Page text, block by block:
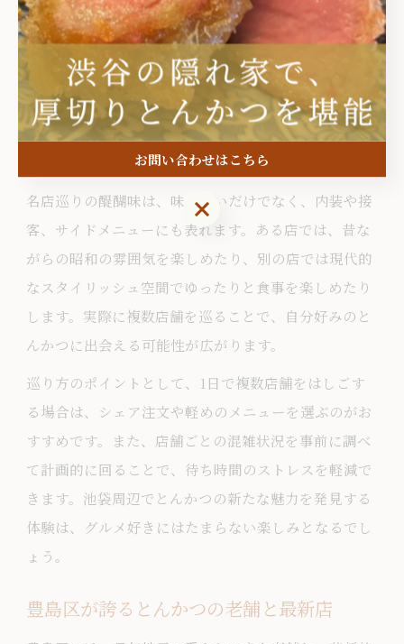
池袋エリアはとんかつの名店が数多く集まる激戦区で
す。各店舗が独自の調理法やサービスで競い合い、食
べ比べを楽しむグルメファンが後を絶ちません。例え
ば、厚切りのロースカツやとろけるヒレカツ、特製ソ
ースや自家製パン粉など、店ごとに個性が際立ってい
名店巡りの醍醐味は、味の違いだけでなく、内装や接
客、サイドメニューにも表れます。ある店では、昔な
がらの昭和の雰囲気を楽しめたり、別の店では現代的
なスタイリッシュ空間でゆったりと食事を楽しめたり
します。実際に複数店舗を巡ることで、自分好みのと
んかつに出会える可能性が広がります。
巡り方のポイントとして、1日で複数店舗をはしごす
る場合は、シェア注文や軽めのメニューを選ぶのがお
すすめです。また、店舗ごとの混雑状況を事前に調べ
て計画的に回ることで、待ち時間のストレスを軽減で
きます。池袋周辺でとんかつの新たな魅力を発見する
体験は、グルメ好きにはたまらない楽しみとなるでし
ょう。
豊島区が誇るとんかつの老舗と最新店
お問い合わせはこちら
お問い合わせはこちら